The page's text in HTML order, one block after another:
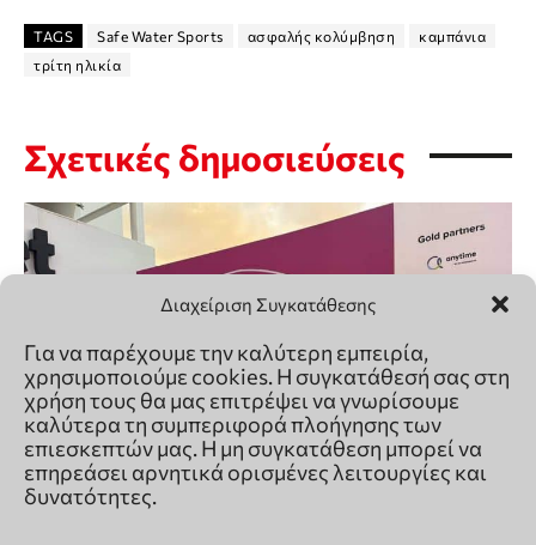
Διαχείριση Συγκατάθεσης
Για να παρέχουμε την καλύτερη εμπειρία,
χρησιμοποιούμε cookies. Η συγκατάθεσή σας στη
χρήση τους θα μας επιτρέψει να γνωρίσουμε
καλύτερα τη συμπεριφορά πλοήγησης των
επιεσκεπτών μας. Η μη συγκατάθεση μπορεί να
επηρεάσει αρνητικά ορισμένες λειτουργίες και
δυνατότητες.